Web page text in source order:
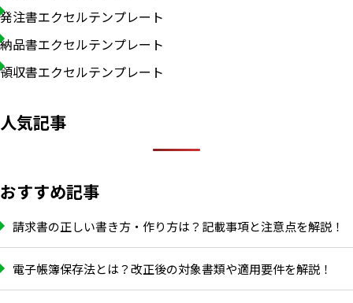
発注書エクセルテンプレート
納品書エクセルテンプレート
領収書エクセルテンプレート
人気記事
おすすめ記事
請求書の正しい書き方・作り方は？記載事項と注意点を解説！
電子帳簿保存法とは？改正後の対象書類や適用要件を解説！
いますぐ無料登録